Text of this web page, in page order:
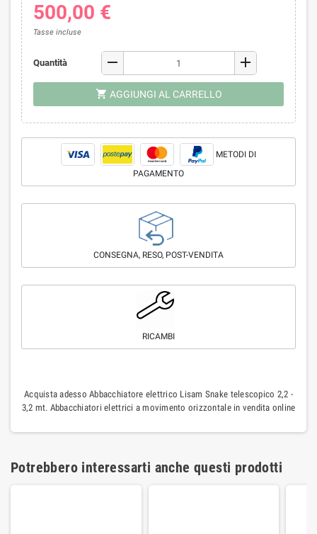
500,00 €
Tasse incluse
Quantità remove add
shopping_cart AGGIUNGI AL CARRELLO
METODI DI
PAGAMENTO
CONSEGNA, RESO, POST-VENDITA
RICAMBI
Acquista adesso Abbacchiatore elettrico Lisam Snake telescopico 2,2 -
3,2 mt. Abbacchiatori elettrici a movimento orizzontale in vendita online
Potrebbero interessarti anche questi prodotti